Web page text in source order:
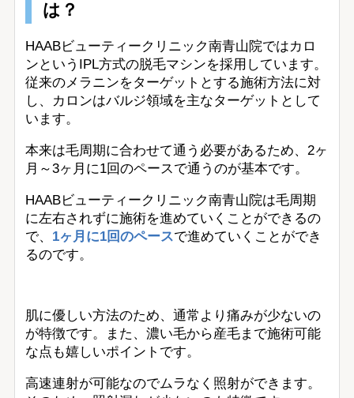
は？
HAABビューティークリニック南青山院ではカロ
ンというIPL方式の脱毛マシンを採用しています。
従来のメラニンをターゲットとする施術方法に対
し、カロンはバルジ領域を主なターゲットとして
います。
本来は毛周期に合わせて通う必要があるため、2ヶ
月～3ヶ月に1回のペースで通うのが基本です。
HAABビューティークリニック南青山院は毛周期
に左右されずに施術を進めていくことができるの
で、 1ヶ月に1回のペースで進めていくことができ
るのです。
肌に優しい方法のため、通常より痛みが少ないの
が特徴です。また、濃い毛から産毛まで施術可能
な点も嬉しいポイントです。
高速連射が可能なのでムラなく照射ができます。